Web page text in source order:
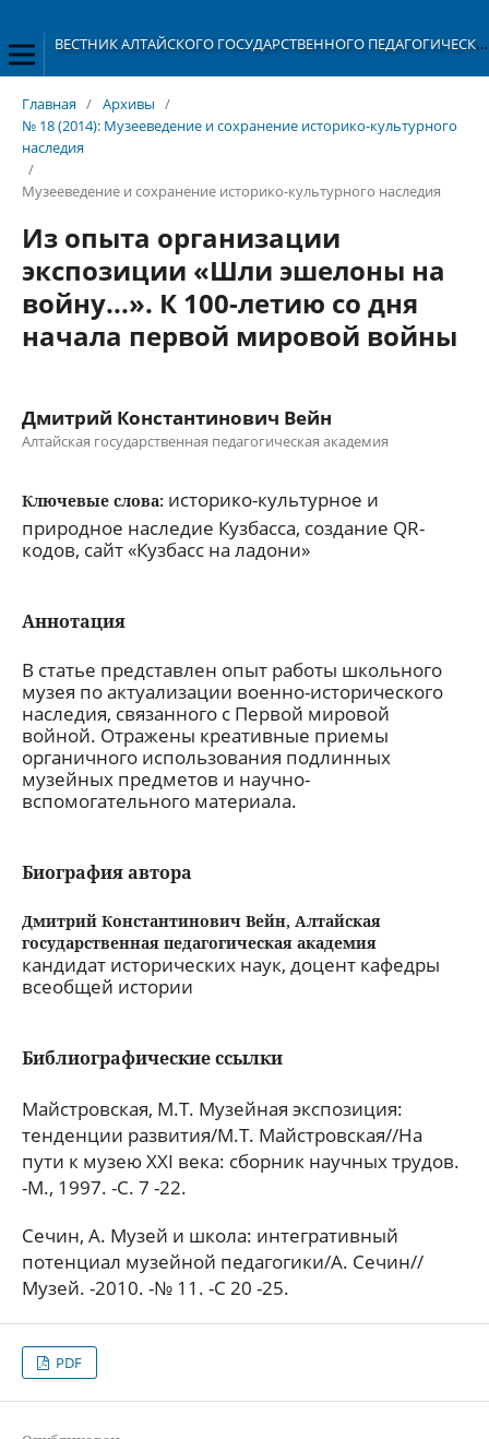
ВЕСТНИК АЛТАЙСКОГО ГОСУДАРСТВЕННОГО ПЕДАГОГИЧЕСКОГО УНИВЕРСИТЕТА
Главная / Архивы /
№ 18 (2014): Музееведение и сохранение историко-культурного
наследия
/
Музееведение и сохранение историко-культурного наследия
Из опыта организации
экспозиции «Шли эшелоны на
войну...». К 100-летию со дня
начала первой мировой войны
Дмитрий Константинович Вейн
Алтайская государственная педагогическая академия
Ключевые слова: историко-культурное и
природное наследие Кузбасса, создание QR-
кодов, сайт «Кузбасс на ладони»
Аннотация
В статье представлен опыт работы школьного
музея по актуализации военно-исторического
наследия, связанного с Первой мировой
войной. Отражены креативные приемы
органичного использования подлинных
музейных предметов и научно-
вспомогательного материала.
Биография автора
Дмитрий Константинович Вейн, Алтайская
государственная педагогическая академия
кандидат исторических наук, доцент кафедры
всеобщей истории
Библиографические ссылки
Майстровская, М.Т. Музейная экспозиция:
тенденции развития/М.Т. Майстровская//На
пути к музею XXI века: сборник научных трудов.
-М., 1997. -С. 7 -22.
Сечин, А. Музей и школа: интегративный
потенциал музейной педагогики/А. Сечин//
Музей. -2010. -№ 11. -С 20 -25.
PDF